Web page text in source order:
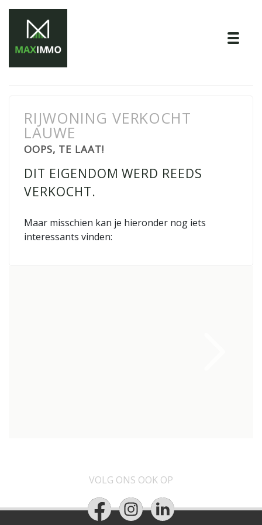
RIJWONING VERKOCHT
LAUWE
OOPS, TE LAAT!
DIT EIGENDOM WERD REEDS
VERKOCHT.
Maar misschien kan je hieronder nog iets
interessants vinden:
VOLG ONS OOK OP